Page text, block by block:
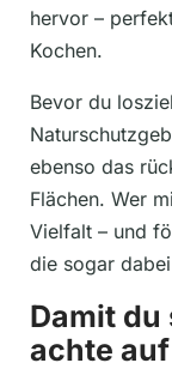
hervor –
Kochen.
Bevor du
ebenso das
Flächen. Wer
Vielfalt – und
die sogar
Damit
achte